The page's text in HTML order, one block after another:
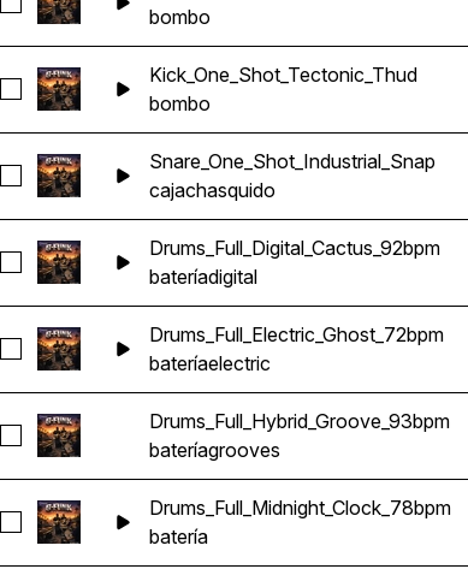
Seleccionar Kick_One_Shot_Modern_Pound
bombo
Seleccionar Kick_One_Shot_Tectonic_Thud
Kick_One_Shot_Tectonic_Thud
bombo
Seleccionar Snare_One_Shot_Industrial_Snap
Snare_One_Shot_Industrial_Snap
cajachasquido
Seleccionar Drums_Full_Digital_Cactus_92bpm
Drums_Full_Digital_Cactus_92bpm
bateríadigital
Seleccionar Drums_Full_Electric_Ghost_72bpm
Drums_Full_Electric_Ghost_72bpm
bateríaelectric
Seleccionar Drums_Full_Hybrid_Groove_93bpm
Drums_Full_Hybrid_Groove_93bpm
bateríagrooves
Seleccionar Drums_Full_Midnight_Clock_78bpm
Drums_Full_Midnight_Clock_78bpm
batería